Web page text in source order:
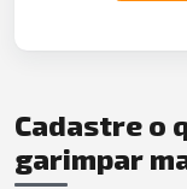
Cadastre o
garimpar